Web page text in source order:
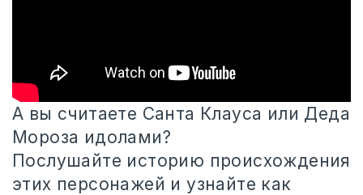
А вы считаете Санта Клауса или Деда
Мороза идолами?
Послушайте историю происхождения
этих персонажей и узнайте как